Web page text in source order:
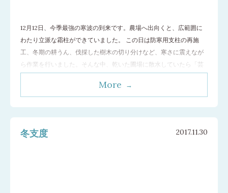
12月12日、今季最強の寒波の到来です。農場へ出向くと、広範囲に
わたり立派な霜柱ができていました。 この日は防寒用支柱の再施
工、冬期の耕うん、伐採した樹木の切り分けなど、寒さに震えなが
ら作業を行いました。そんな中、乾いた圃場に散水していたら「芸
したが、日陰の霜柱は夕刻になってもサクサク音を立てていまし
More
冬支度 2017.11.30